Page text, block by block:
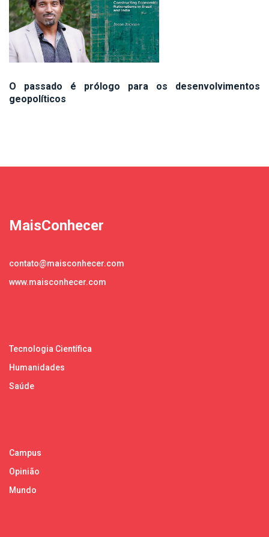
O passado é prólogo para os desenvolvimentos
geopolíticos
MaisConhecer
contato@maisconhecer.com
www.maisconhecer.com
Tecnologia Científica
Humanidades
Saúde
Campus
Opinião
Mundo